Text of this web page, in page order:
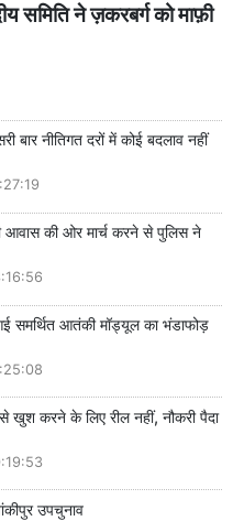
समिति ने ज़करबर्ग को माफ़ी
बार नीतिगत दरों में कोई बदलाव नहीं
आवास की ओर मार्च करने से पुलिस ने
समर्थित आतंकी मॉड्यूल का भंडाफोड़
खुश करने के लिए रील नहीं, नौकरी पैदा
उपचुनाव